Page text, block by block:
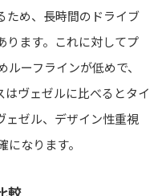
ため、長時間のドライブ
ります。これに対してプ
ーフラインが低めで、
ヴェゼルに比べるとタイ
ェゼル、デザイン性重視
なります。